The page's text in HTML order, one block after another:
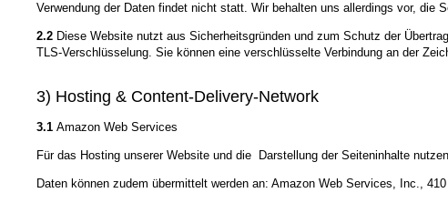
Verwendung der Daten findet nicht statt. Wir behalten uns allerdings vor, die
2.2 Diese Website nutzt aus Sicherheitsgründen und zum Schutz der
TLS-Verschlüsselung. Sie können eine verschlüsselte Verbindung an der
3) Hosting & Content-Delivery-Network
3.1 Amazon Web Services
Für das Hosting unserer Website und die Darstellung der Seiteninhalte
Daten können zudem übermittelt werden an: Amazon Web Services, Inc.,